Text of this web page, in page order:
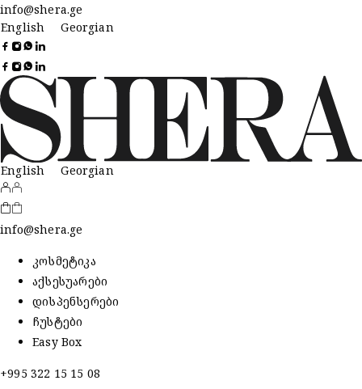
info@shera.ge
English
Georgian
English Georgian
info@shera.ge
კოსმეტიკა
აქსესუარები
დისპენსერები
ჩუსტები
Easy Box
+995 322 15 15 08